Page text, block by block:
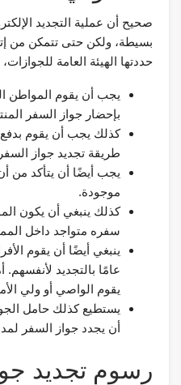
صحيح أن عملية التجديد
بسيطة، ولكن حتى تتمكن من
حددتها الهيئة العامة
يجب أن يقوم المواطن
بإحضار جواز السفر
كذلك يجب أن يقوم
طريقة تجديد جواز
يجب أيضًا أن يتأكد من
موجودة.
كذلك ينبغي أن يكون
سفره متواجد داخل
عامًا بالتجديد
يقوم الواصي أو ولي
أن يجدد جواز السفر
رسوم تجديد